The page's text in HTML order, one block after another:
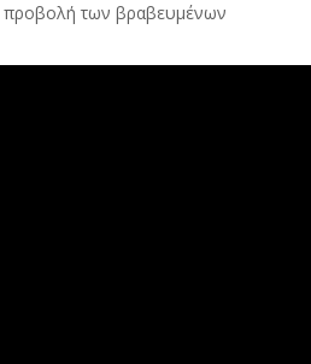
προβολή των βραβευμένων